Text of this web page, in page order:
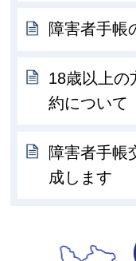
障害者手帳
18歳以上の
約について
障害者手帳
成します